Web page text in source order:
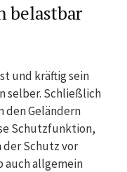
belastbar
und kräftig sein
selber. Schließlich
den Geländern
Schutzfunktion,
der Schutz vor
auch allgemein